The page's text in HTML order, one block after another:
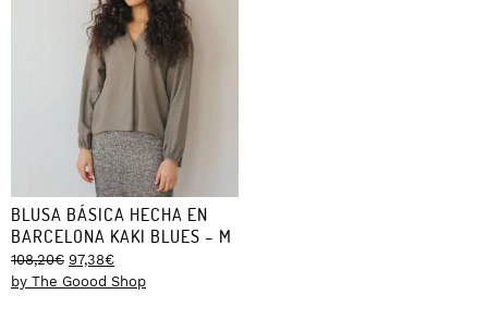
BLUSA BÁSICA HECHA EN
BARCELONA KAKI BLUES – M
108,20€ Original
price
97,38€Current
price
by The Goood Shop